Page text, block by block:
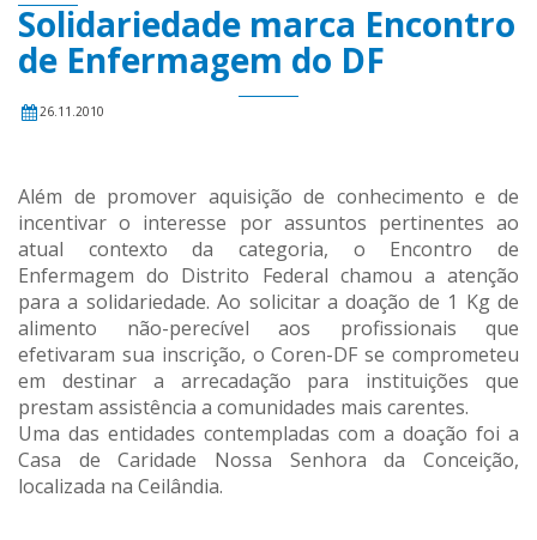
Solidariedade marca Encontro
de Enfermagem do DF
26.11.2010
Além de promover aquisição de conhecimento e de
incentivar o interesse por assuntos pertinentes ao
atual contexto da categoria, o Encontro de
Enfermagem do Distrito Federal chamou a atenção
para a solidariedade. Ao solicitar a doação de 1 Kg de
alimento não-perecível aos profissionais que
efetivaram sua inscrição, o Coren-DF se comprometeu
em destinar a arrecadação para instituições que
prestam assistência a comunidades mais carentes.
Uma das entidades contempladas com a doação foi a
Casa de Caridade Nossa Senhora da Conceição,
localizada na Ceilândia.